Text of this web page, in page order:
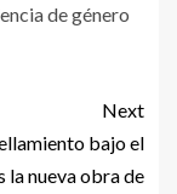
de género
Next
bajo el
la nueva obra de